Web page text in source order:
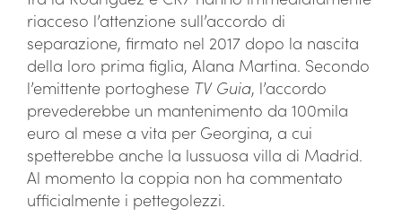
riacceso l’attenzione sull’accordo di
separazione, firmato nel 2017 dopo la nascita
della loro prima figlia, Alana Martina. Secondo
l’emittente portoghese TV Guia, l’accordo
prevederebbe un mantenimento da 100mila
euro al mese a vita per Georgina, a cui
spetterebbe anche la lussuosa villa di Madrid.
Al momento la coppia non ha commentato
ufficialmente i pettegolezzi.